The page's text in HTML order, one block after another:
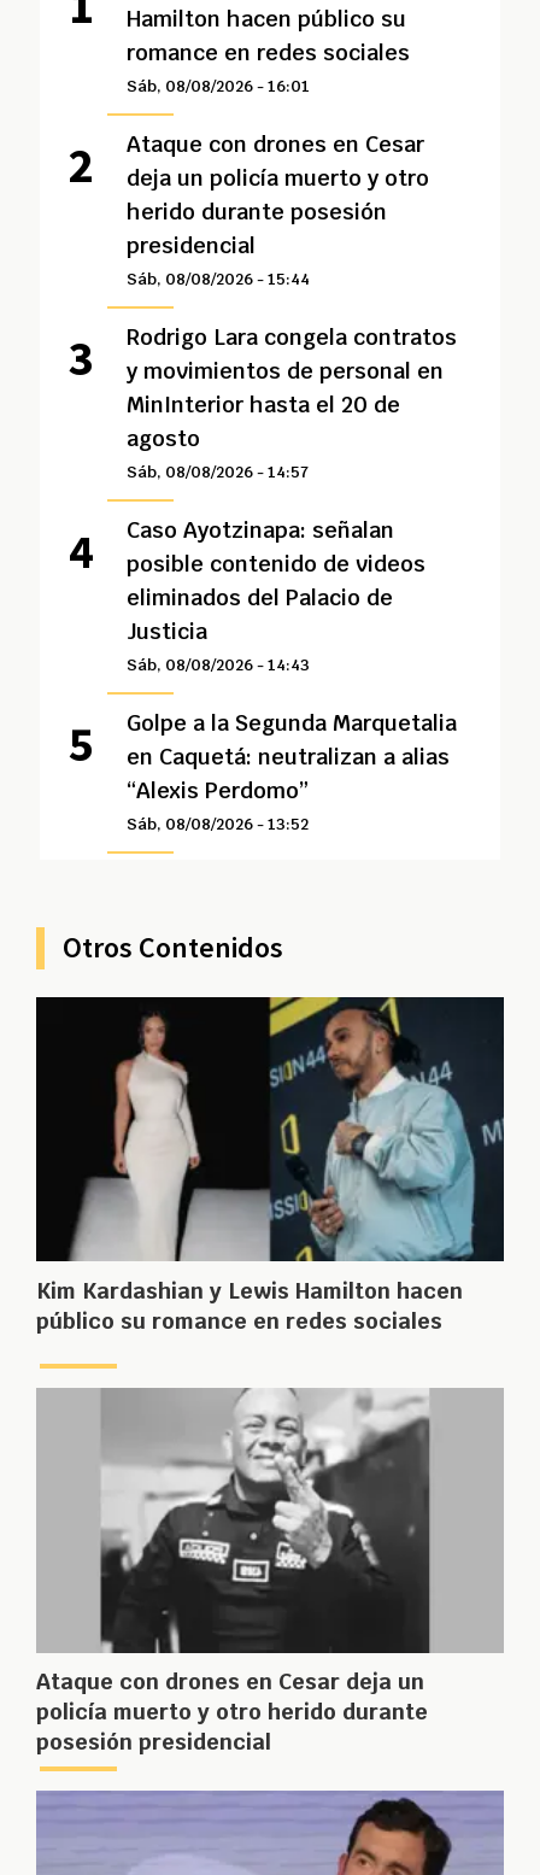
Hamilton hacen público su
romance en redes sociales
Sáb, 08/08/2026 - 16:01
Ataque con drones en Cesar
deja un policía muerto y otro
herido durante posesión
presidencial
Sáb, 08/08/2026 - 15:44
Rodrigo Lara congela contratos
y movimientos de personal en
MinInterior hasta el 20 de
agosto
Sáb, 08/08/2026 - 14:57
Caso Ayotzinapa: señalan
posible contenido de videos
eliminados del Palacio de
Justicia
Sáb, 08/08/2026 - 14:43
Golpe a la Segunda Marquetalia
en Caquetá: neutralizan a alias
“Alexis Perdomo”
Sáb, 08/08/2026 - 13:52
Otros Contenidos
Kim Kardashian y Lewis Hamilton hacen
público su romance en redes sociales
Ataque con drones en Cesar deja un
policía muerto y otro herido durante
posesión presidencial